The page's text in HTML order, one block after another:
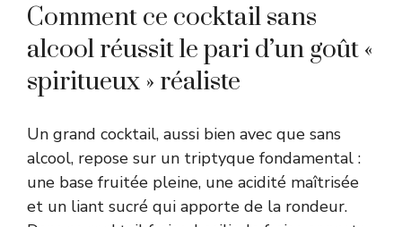
Comment ce cocktail sans
alcool réussit le pari d’un goût «
spiritueux » réaliste
Un grand cocktail, aussi bien avec que sans
alcool, repose sur un triptyque fondamental :
une base fruitée pleine, une acidité maîtrisée
et un liant sucré qui apporte de la rondeur.